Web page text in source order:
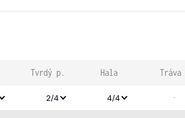
Tvrdý p. Hala Tráva
2/4 4/4 -